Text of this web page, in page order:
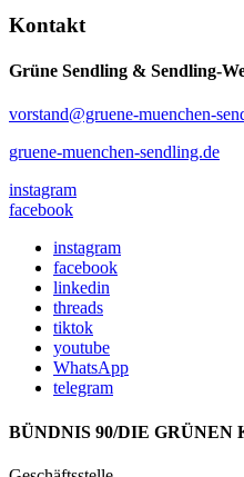
Kontakt
Grüne Sendling & Sendling-
vorstand@gruene-muenchen-
gruene-muenchen-sendling.de
instagram
facebook
instagram
facebook
linkedin
threads
tiktok
youtube
WhatsApp
telegram
BÜNDNIS 90/DIE GRÜNEN